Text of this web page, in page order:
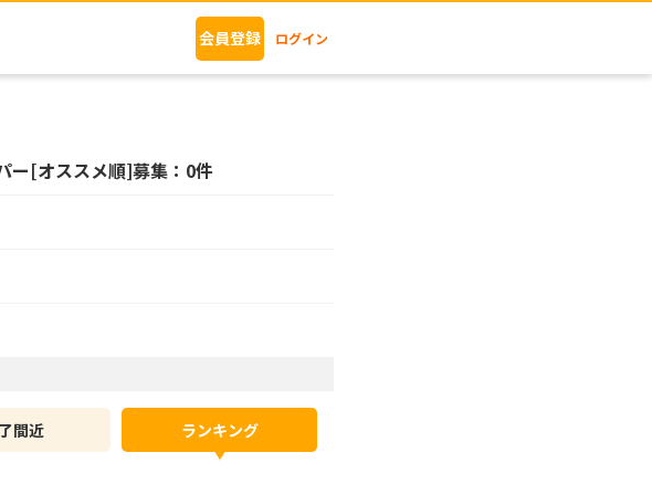
会員登録 ログイン
ー[オススメ順]募集：0件
間近 ランキング